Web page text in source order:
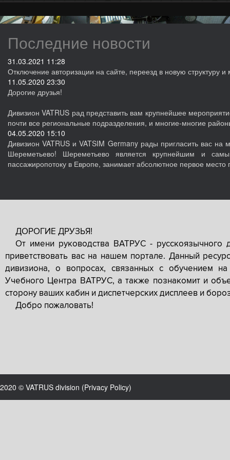
Последние новости
31.03.2021 11:28
Отключение авторизации на сайте, переезд в новую структуру и
11.05.2020 23:30
Дорогие друзья!
Дивизион VATRUS рад представить вам крупнейшее
почти все региональные подразделения, и многие-многие
04.05.2020 15:10
Дивизион VATRUS и VATSIM Germany рады пригласить вас
Шереметьево! Шереметьево является крупнейшим и
пассажиропотоку в Европе, занимает абсолютное первое место
ДОРОГИЕ ДРУЗЬЯ!
От имени руководства ВАТРУС -
приветствовать вас на нашем портале. Данный
дивизиона, о вопросах, связанных с обучением
Учебного Центра ВАТРУС, а также познакомит и
сторону ваших кабин и диспетчерских дисплеев и
Добро пожаловать!
2020 © VATRUS division (Privacy Policy)